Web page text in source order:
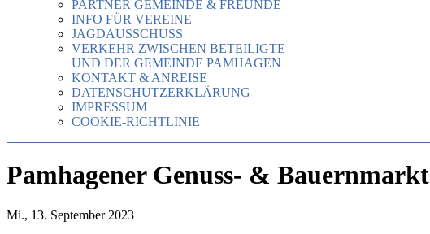
PARTNER GEMEINDE & FREUNDE
INFO FÜR VEREINE
JAGDAUSSCHUSS
VERKEHR ZWISCHEN BETEILIGTE
UND DER GEMEINDE PAMHAGEN
KONTAKT & ANREISE
DATENSCHUTZERKLÄRUNG
IMPRESSUM
COOKIE-RICHTLINIE
Pamhagener Genuss- & Bauernmarkt
Mi., 13. September 2023